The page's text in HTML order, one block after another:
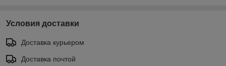
Условия доставки
Доставка курьером
Доставка почтой